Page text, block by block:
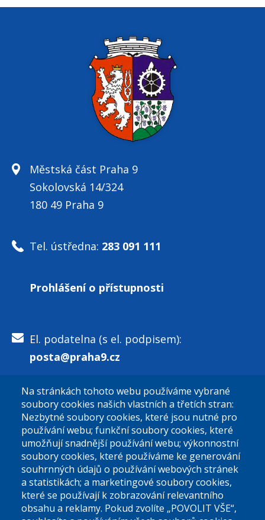
Městská část Praha 9
Sokolovská 14/324
180 49 Praha 9
Tel. ústředna: 283 091 111
Prohlášení o přístupnosti
El. podatelna (s el. podpisem):
posta@praha9.cz
El. podatelna (bez el. podpisu):
podatelna@praha9.cz
Úřední dny:
Na stránkách tohoto webu používáme vybrané
soubory cookies našich vlastních a třetích stran:
Nezbytné soubory cookies, které jsou nutné pro
používání webu; funkční soubory cookies, které
umožňují snadnější používání webu; výkonnostní
soubory cookies, které používáme ke generování
souhrnných údajů o používání webových stránek
a statistikách; a marketingové soubory cookies,
které se používají k zobrazování relevantního
obsahu a reklamy. Pokud zvolíte „POVOLIT VŠE“,